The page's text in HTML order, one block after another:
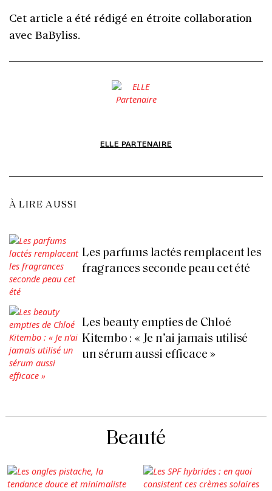
Cet article a été rédigé en étroite collaboration
avec BaByliss.
ELLE PARTENAIRE
À LIRE AUSSI
Les parfums lactés remplacent les
fragrances seconde peau cet été
Les beauty empties de Chloé
Kitembo : « Je n’ai jamais utilisé
un sérum aussi efficace »
Beauté